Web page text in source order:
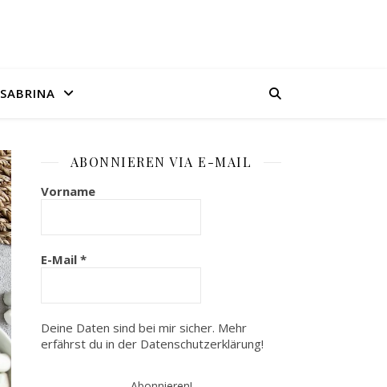
SABRINA
ABONNIEREN VIA E-MAIL
Vorname
E-Mail *
Deine Daten sind bei mir sicher. Mehr
erfährst du in der Datenschutzerklärung!